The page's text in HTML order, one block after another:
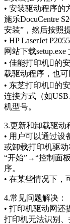
• 安装驱动程序的
施乐DocuCentre
安装”，然后按照
• HP LaserJet
网站下载
• 佳能打印机的
载驱动程序，也可
• 东芝打印机的
连接方式（如
机型号。
3.更新和卸载驱动
• 用户可以通过设
或卸载打印机驱
“开始”→“控制面
序。
• 在某些情况下，
4.常见问题解决：
• 打印机驱动网还
打印机无法识别、